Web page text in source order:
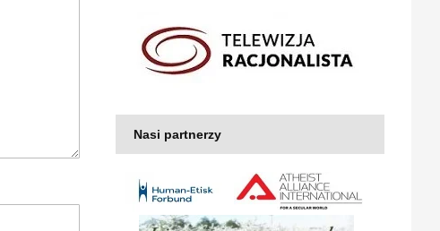
Nasi partnerzy